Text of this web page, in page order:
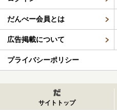
だんべー会員とは
広告掲載について
プライバシーポリシー
サイトトップ